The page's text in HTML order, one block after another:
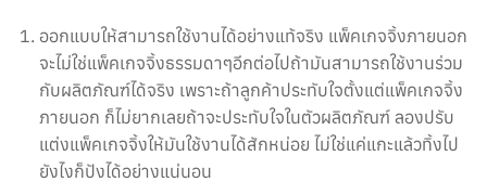
ออกแบบให้สามารถใช้งานได้อย่างแท้จริง แพ็คเกจจิ้งภายนอก
จะไม่ใช่แพ็คเกจจิ้งธรรมดาๆอีกต่อไปถ้ามันสามารถใช้งานร่วม
กับผลิตภัณฑ์ได้จริง เพราะถ้าลูกค้าประทับใจตั้งแต่แพ็คเกจจิ้ง
ภายนอก ก็ไม่ยากเลยถ้าจะประทับใจในตัวผลิตภัณฑ์ ลองปรับ
แต่งแพ็คเกจจิ้งให้มันใช้งานได้สักหน่อย ไม่ใช่แค่แกะแล้วทิ้งไป
ยังไงก็ปังได้อย่างแน่นอน